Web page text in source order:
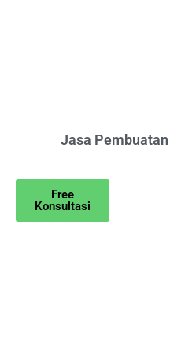
Jasa
Free
Konsultasi